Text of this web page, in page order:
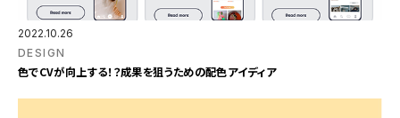
2022.10.26
DESIGN
色でCVが向上する！？成果を狙うための配色アイディア